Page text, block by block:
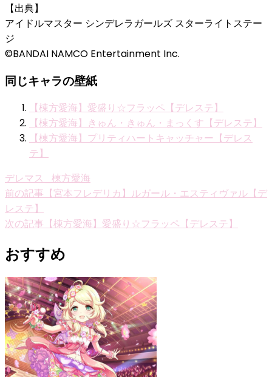
【出典】
アイドルマスター シンデレラガールズ スターライトステー
ジ
©BANDAI NAMCO Entertainment Inc.
同じキャラの壁紙
【棟方愛海】愛盛り☆フラッペ【デレステ】
【棟方愛海】きゅん・きゅん・まっくす【デレステ】
【棟方愛海】プリティハートキャッチャー【デレス
テ】
デレマス_棟方愛海
投
稿
ビ
ゲ
ー
シ
ョ
ン
前の記事 【宮本フレデリカ】ルガール・エスティヴァル【デ
レステ】
次の記事 【棟方愛海】愛盛り☆フラッペ【デレステ】
おすすめ